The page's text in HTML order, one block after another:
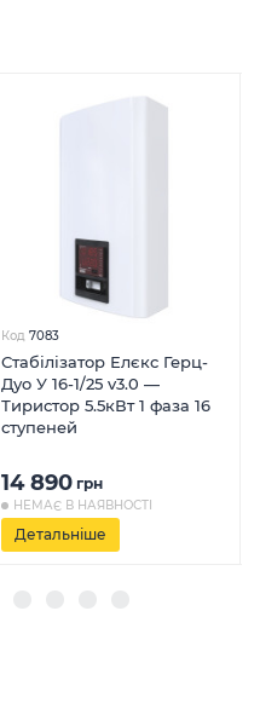
Код 7083
Стабілізатор Елєкс Герц-
Дуо У 16-1/25 v3.0 —
Тиристор 5.5кВт 1 фаза 16
ступеней
14 890 грн
НЕМАЄ В НАЯВНОСТІ
Детальніше